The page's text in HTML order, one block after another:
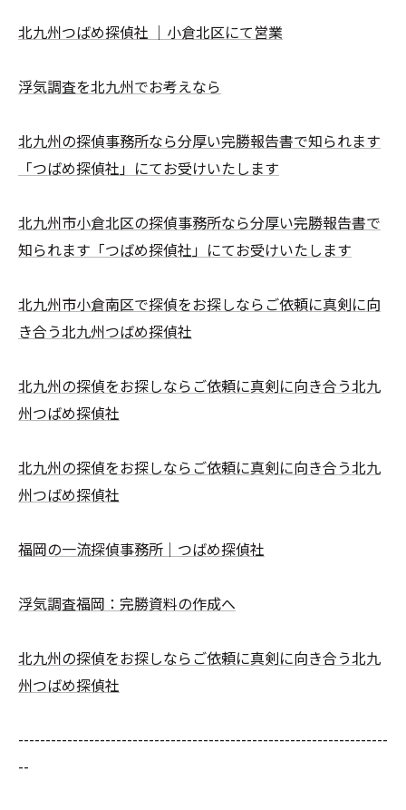
北九州つばめ探偵社 ｜小倉北区にて営業
浮気調査を北九州でお考えなら
北九州の探偵事務所なら分厚い完勝報告書で知られます
「つばめ探偵社」にてお受けいたします
北九州市小倉北区の探偵事務所なら分厚い完勝報告書で
知られます「つばめ探偵社」にてお受けいたします
北九州市小倉南区で探偵をお探しならご依頼に真剣に向
き合う北九州つばめ探偵社
北九州の探偵をお探しならご依頼に真剣に向き合う北九
州つばめ探偵社
北九州の探偵をお探しならご依頼に真剣に向き合う北九
州つばめ探偵社
福岡の一流探偵事務所｜つばめ探偵社
浮気調査福岡：完勝資料の作成へ
北九州の探偵をお探しならご依頼に真剣に向き合う北九
州つばめ探偵社
--------------------------------------------------------------------
--